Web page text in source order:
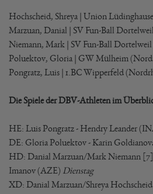
Hochscheid, Shreya | Union
Marzuan, Danial | SV Fun-Ball
Niemann, Mark | SV Fun-Ball Dortelweil
Poluektov, Gloria | GW Mülheim
Pongratz, Luis | 1.BC Wipperfeld
Die Spiele der DBV-Athleten im
HE: Luis Pongratz - Hendry Leander
DE: Gloria Poluektov - Karin
HD: Danial Marzuan/Mark Niemann
Imanov (AZE) Dienstag
XD: Danial Marzuan/Shreya